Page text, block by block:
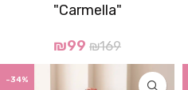
"Carmella"
₪169
₪99
-34%